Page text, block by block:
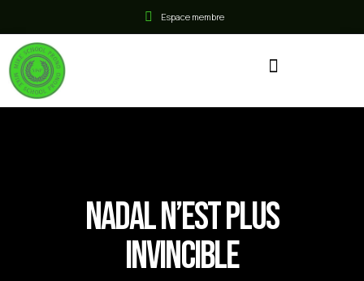
Espace membre
Nadal n’est plus
invincible